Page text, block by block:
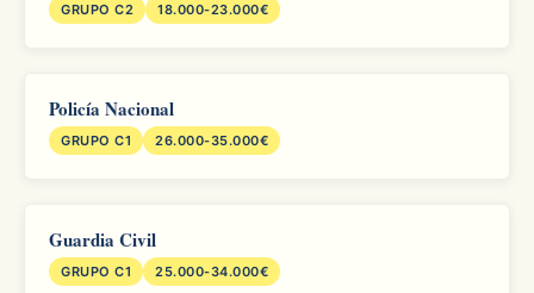
GRUPO C2 18.000-23.000€
Policía Nacional
GRUPO C1 26.000-35.000€
Guardia Civil
GRUPO C1 25.000-34.000€